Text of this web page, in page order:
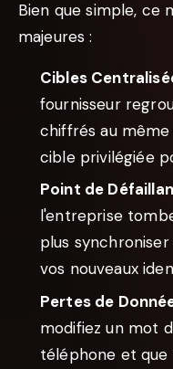
Bien que simple, ce
majeures :
Cibles
fournisseur
chiffrés au
cible privilégiée
Point de
l'entreprise
plus
vos nouveaux
Pertes de
modifiez un mot
téléphone et que